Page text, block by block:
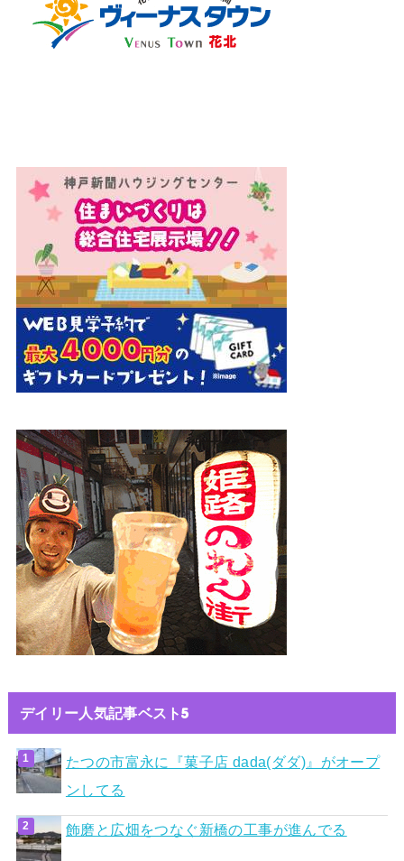
デイリー人気記事ベスト5
たつの市富永に『菓子店 dada(ダダ)』がオープ
ンしてる
飾磨と広畑をつなぐ新橋の工事が進んでる